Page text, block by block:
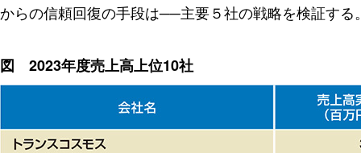
からの信頼回復の手段は──主要５社の戦略を検証する
図 2023年度売上高上位10社